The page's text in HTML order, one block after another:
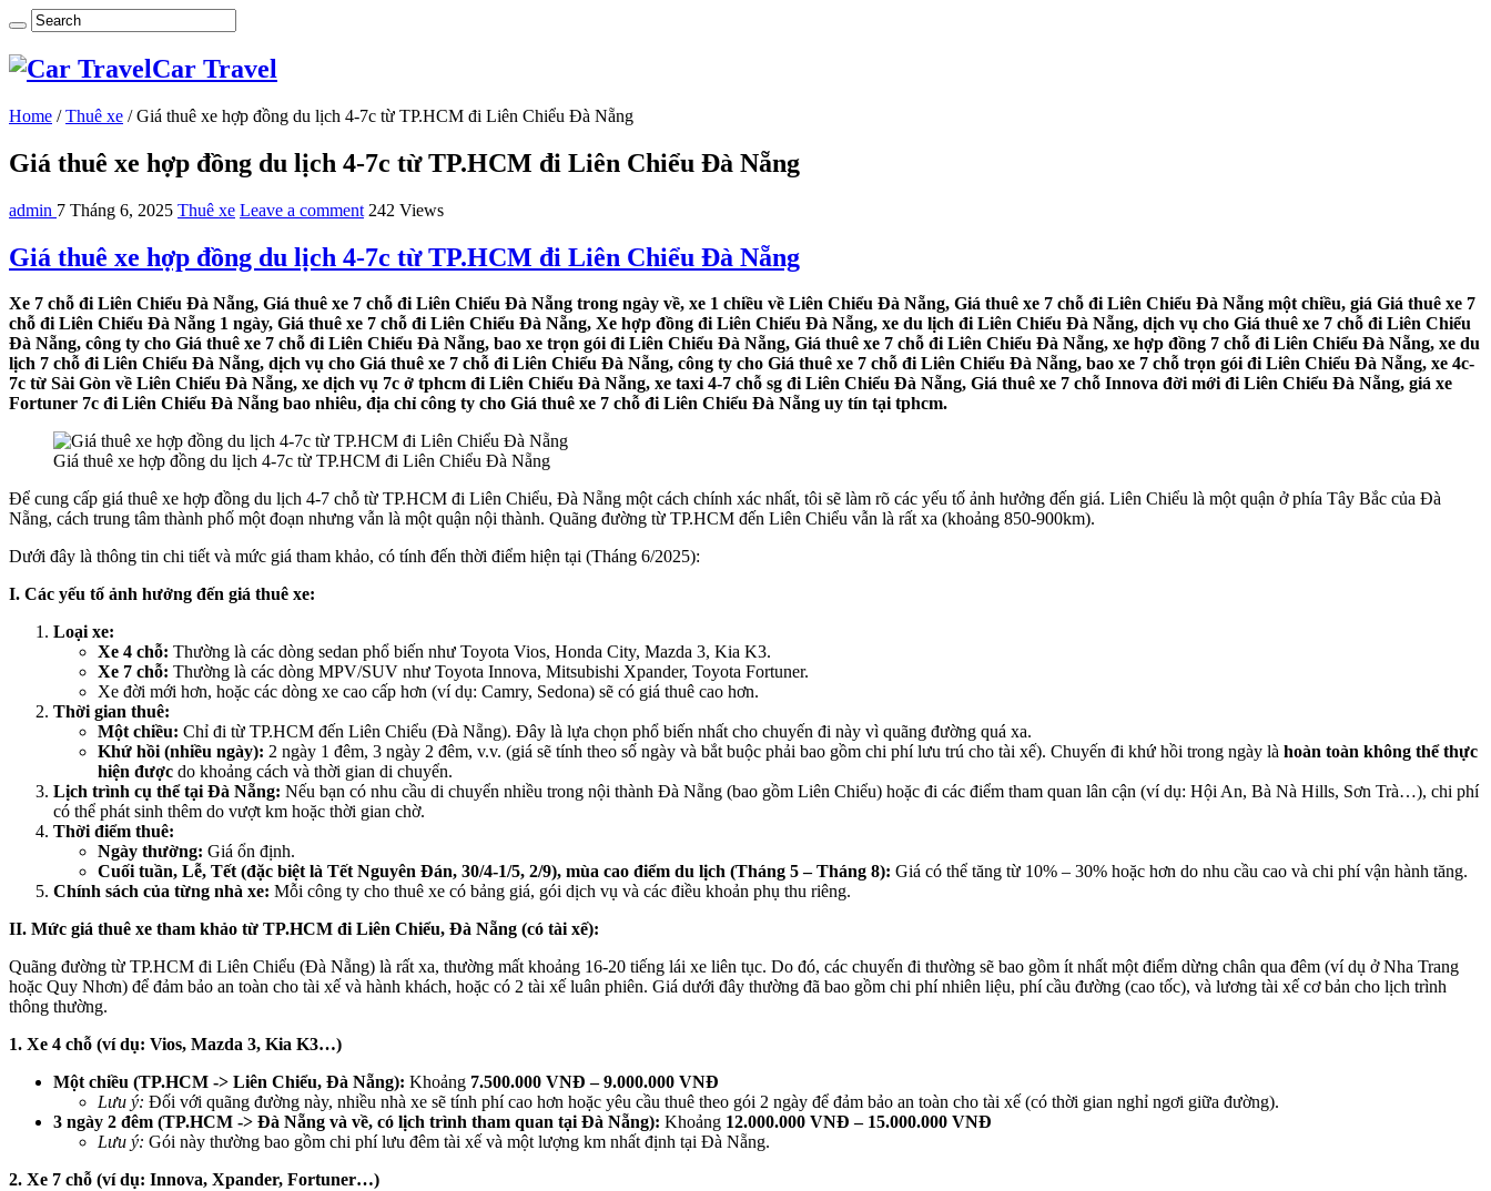
Car Travel
Home / Thuê xe / Giá thuê xe hợp đồng du lịch 4-7c từ TP.HCM đi Liên Chiểu Đà Nẵng
Giá thuê xe hợp đồng du lịch 4-7c từ TP.HCM đi Liên Chiểu Đà Nẵng
admin 7 Tháng 6, 2025 Thuê xe Leave a comment 242 Views
Giá thuê xe hợp đồng du lịch 4-7c từ TP.HCM đi Liên Chiểu Đà Nẵng
Xe 7 chỗ đi Liên Chiểu Đà Nẵng, Giá thuê xe 7 chỗ đi Liên Chiểu Đà Nẵng trong ngày về, xe 1 chiều về Liên Chiểu Đà Nẵng, Giá thuê xe 7 chỗ đi Liên Chiểu Đà Nẵng một chiều, giá Giá thuê xe 7
chỗ đi Liên Chiểu Đà Nẵng 1 ngày, Giá thuê xe 7 chỗ đi Liên Chiểu Đà Nẵng, Xe hợp đồng đi Liên Chiểu Đà Nẵng, xe du lịch đi Liên Chiểu Đà Nẵng, dịch vụ cho Giá thuê xe 7 chỗ đi Liên Chiểu
Đà Nẵng, công ty cho Giá thuê xe 7 chỗ đi Liên Chiểu Đà Nẵng, bao xe trọn gói đi Liên Chiểu Đà Nẵng, Giá thuê xe 7 chỗ đi Liên Chiểu Đà Nẵng, xe hợp đồng 7 chỗ đi Liên Chiểu Đà Nẵng, xe du
lịch 7 chỗ đi Liên Chiểu Đà Nẵng, dịch vụ cho Giá thuê xe 7 chỗ đi Liên Chiểu Đà Nẵng, công ty cho Giá thuê xe 7 chỗ đi Liên Chiểu Đà Nẵng, bao xe 7 chỗ trọn gói đi Liên Chiểu Đà Nẵng, xe 4c-
7c từ Sài Gòn về Liên Chiểu Đà Nẵng, xe dịch vụ 7c ở tphcm đi Liên Chiểu Đà Nẵng, xe taxi 4-7 chỗ sg đi Liên Chiểu Đà Nẵng, Giá thuê xe 7 chỗ Innova đời mới đi Liên Chiểu Đà Nẵng, giá xe
Fortuner 7c đi Liên Chiểu Đà Nẵng bao nhiêu, địa chỉ công ty cho Giá thuê xe 7 chỗ đi Liên Chiểu Đà Nẵng uy tín tại tphcm.
Giá thuê xe hợp đồng du lịch 4-7c từ TP.HCM đi Liên Chiểu Đà Nẵng
Để cung cấp giá thuê xe hợp đồng du lịch 4-7 chỗ từ TP.HCM đi Liên Chiểu, Đà Nẵng một cách chính xác nhất, tôi sẽ làm rõ các yếu tố ảnh hưởng đến giá. Liên Chiểu là một quận ở phía Tây Bắc của Đà
Nẵng, cách trung tâm thành phố một đoạn nhưng vẫn là một quận nội thành. Quãng đường từ TP.HCM đến Liên Chiểu vẫn là rất xa (khoảng 850-900km).
Dưới đây là thông tin chi tiết và mức giá tham khảo, có tính đến thời điểm hiện tại (Tháng 6/2025):
I. Các yếu tố ảnh hưởng đến giá thuê xe:
Loại xe:
Xe 4 chỗ: Thường là các dòng sedan phổ biến như Toyota Vios, Honda City, Mazda 3, Kia K3.
Xe 7 chỗ: Thường là các dòng MPV/SUV như Toyota Innova, Mitsubishi Xpander, Toyota Fortuner.
Xe đời mới hơn, hoặc các dòng xe cao cấp hơn (ví dụ: Camry, Sedona) sẽ có giá thuê cao hơn.
Thời gian thuê:
Một chiều: Chỉ đi từ TP.HCM đến Liên Chiểu (Đà Nẵng). Đây là lựa chọn phổ biến nhất cho chuyến đi này vì quãng đường quá xa.
Khứ hồi (nhiều ngày): 2 ngày 1 đêm, 3 ngày 2 đêm, v.v. (giá sẽ tính theo số ngày và bắt buộc phải bao gồm chi phí lưu trú cho tài xế). Chuyến đi khứ hồi trong ngày là hoàn toàn không thể thực
hiện được do khoảng cách và thời gian di chuyển.
Lịch trình cụ thể tại Đà Nẵng: Nếu bạn có nhu cầu di chuyển nhiều trong nội thành Đà Nẵng (bao gồm Liên Chiểu) hoặc đi các điểm tham quan lân cận (ví dụ: Hội An, Bà Nà Hills, Sơn Trà…), chi phí
có thể phát sinh thêm do vượt km hoặc thời gian chờ.
Thời điểm thuê:
Ngày thường: Giá ổn định.
Cuối tuần, Lễ, Tết (đặc biệt là Tết Nguyên Đán, 30/4-1/5, 2/9), mùa cao điểm du lịch (Tháng 5 – Tháng 8): Giá có thể tăng từ 10% – 30% hoặc hơn do nhu cầu cao và chi phí vận hành tăng.
Chính sách của từng nhà xe: Mỗi công ty cho thuê xe có bảng giá, gói dịch vụ và các điều khoản phụ thu riêng.
II. Mức giá thuê xe tham khảo từ TP.HCM đi Liên Chiểu, Đà Nẵng (có tài xế):
Quãng đường từ TP.HCM đi Liên Chiểu (Đà Nẵng) là rất xa, thường mất khoảng 16-20 tiếng lái xe liên tục. Do đó, các chuyến đi thường sẽ bao gồm ít nhất một điểm dừng chân qua đêm (ví dụ ở Nha Trang
hoặc Quy Nhơn) để đảm bảo an toàn cho tài xế và hành khách, hoặc có 2 tài xế luân phiên. Giá dưới đây thường đã bao gồm chi phí nhiên liệu, phí cầu đường (cao tốc), và lương tài xế cơ bản cho lịch trình
thông thường.
1. Xe 4 chỗ (ví dụ: Vios, Mazda 3, Kia K3…)
Một chiều (TP.HCM -> Liên Chiểu, Đà Nẵng): Khoảng 7.500.000 VNĐ – 9.000.000 VNĐ
Lưu ý: Đối với quãng đường này, nhiều nhà xe sẽ tính phí cao hơn hoặc yêu cầu thuê theo gói 2 ngày để đảm bảo an toàn cho tài xế (có thời gian nghỉ ngơi giữa đường).
3 ngày 2 đêm (TP.HCM -> Đà Nẵng và về, có lịch trình tham quan tại Đà Nẵng): Khoảng 12.000.000 VNĐ – 15.000.000 VNĐ
Lưu ý: Gói này thường bao gồm chi phí lưu đêm tài xế và một lượng km nhất định tại Đà Nẵng.
2. Xe 7 chỗ (ví dụ: Innova, Xpander, Fortuner…)